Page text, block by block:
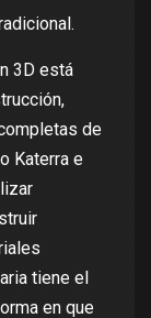
3D está
de
Katerra e
tiene el
en que